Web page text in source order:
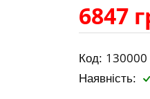
6847
Код: 130000
Наявність: